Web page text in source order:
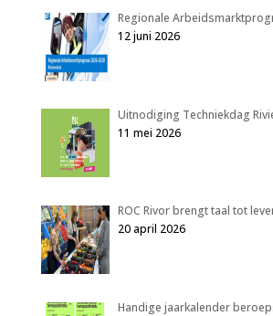
Regionale
12 juni 2026
Uitnodiging Techniekdag
11 mei 2026
ROC Rivor brengt taal tot
20 april 2026
Handige jaarkalender